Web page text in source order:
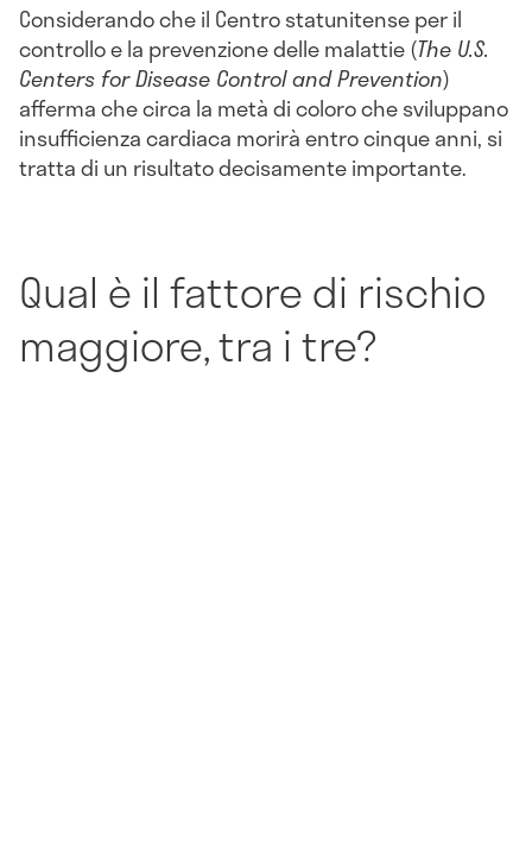
Considerando che il Centro statunitense per il
controllo e la prevenzione delle malattie (The U.S.
Centers for Disease Control and Prevention)
afferma che circa la metà di coloro che sviluppano
insufficienza cardiaca morirà entro cinque anni, si
tratta di un risultato decisamente importante.
Qual è il fattore di rischio
maggiore, tra i tre?